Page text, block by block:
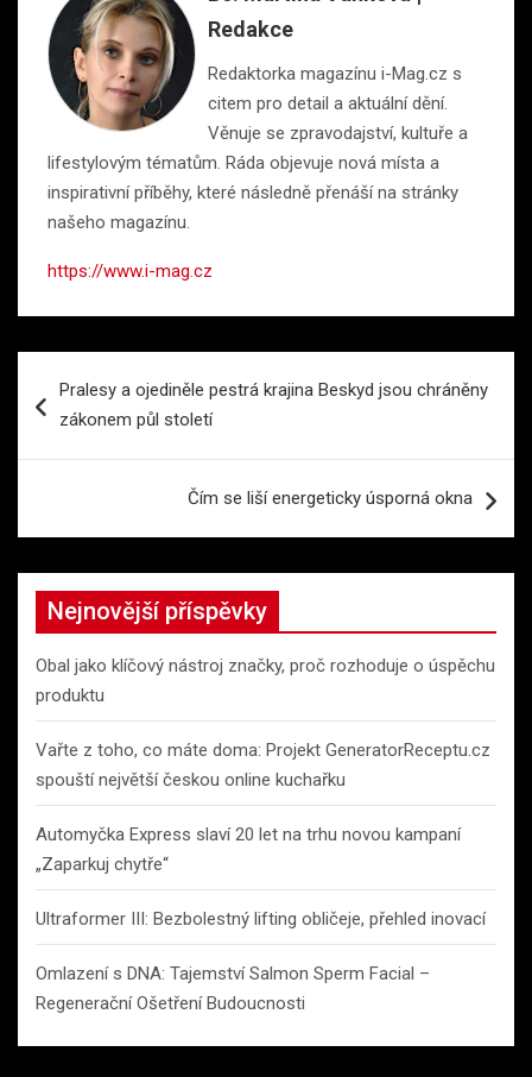
Redakce
Redaktorka magazínu i-Mag.cz s
citem pro detail a aktuální dění.
Věnuje se zpravodajství, kultuře a
lifestylovým tématům. Ráda objevuje nová místa a
inspirativní příběhy, které následně přenáší na stránky
našeho magazínu.
https://www.i-mag.cz
proPralesy a ojediněle pestrá krajina Beskyd jsou chráněny
zákonem půl století
Čím se liší energeticky úsporná okna
Nejnovější příspěvky
Obal jako klíčový nástroj značky, proč rozhoduje o úspěchu
produktu
Vařte z toho, co máte doma: Projekt GeneratorReceptu.cz
spouští největší českou online kuchařku
Automyčka Express slaví 20 let na trhu novou kampaní
„Zaparkuj chytře“
Ultraformer III: Bezbolestný lifting obličeje, přehled inovací
Omlazení s DNA: Tajemství Salmon Sperm Facial –
Regenerační Ošetření Budoucnosti